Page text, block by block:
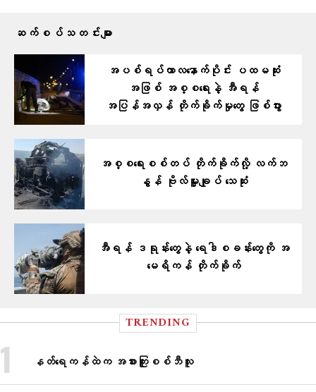
ဆက်စပ်သတင်းများ
အပစ်ရပ်ကာလနောက်ပိုင်း ပထမဆုံး
အဖြစ် အစ္စရေးနဲ့ အီရန်
အပြန်အလှန် တိုက်ခိုက်မှုတွေ ဖြစ်ပွား
အစ္စရေးစစ်တပ် တိုက်ခိုက်လို့ လက်ဘ
နွန် ဗိုလ်မှူးချုပ် သေဆုံး
အီရန် ဒရုန်းတွေနဲ့ ရေဒါစခန်းတွေကို အ
မေရိကန် တိုက်ခိုက်
TRENDING
နတ်ရေကန်ထဲက အစားကြူးစစ်ဘီလူး